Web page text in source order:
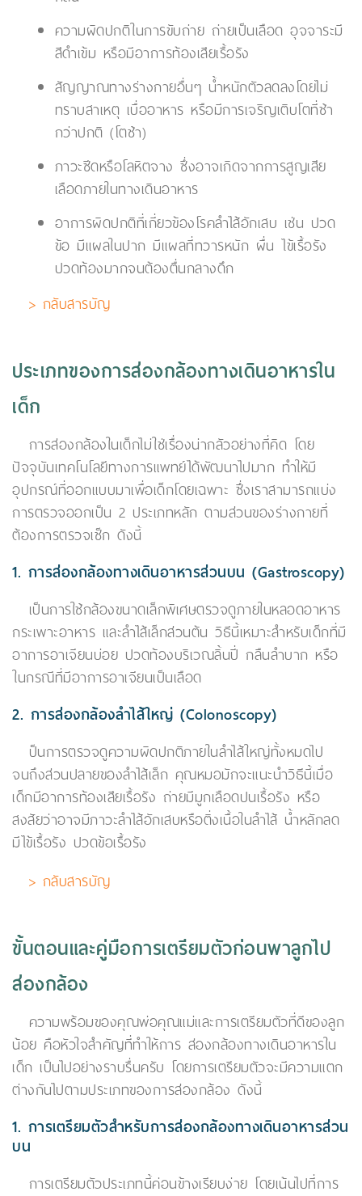
ความผิดปกติในการขับถ่าย ถ่ายเป็นเลือด อุจจาระมี
สีดำเข้ม หรือมีอาการท้องเสียเรื้อรัง
สัญญาณทางร่างกายอื่นๆ น้ำหนักตัวลดลงโดยไม่
ทราบสาเหตุ เบื่ออาหาร หรือมีการเจริญเติบโตที่ช้า
กว่าปกติ (โตช้า)
ภาวะซีดหรือโลหิตจาง ซึ่งอาจเกิดจากการสูญเสีย
เลือดภายในทางเดินอาหาร
อาการผิดปกติที่เกี่ยวข้องโรคลำไส้อักเสบ เช่น ปวด
ข้อ มีแผลในปาก มีแผลที่ทวารหนัก ผื่น ไข้เรื้อรัง
ปวดท้องมากจนต้องตื่นกลางดึก
> กลับสารบัญ
ประเภทของการส่องกล้องทางเดินอาหารใน
เด็ก
การส่องกล้องในเด็กไม่ใช่เรื่องน่ากลัวอย่างที่คิด โดย
ปัจจุบันเทคโนโลยีทางการแพทย์ได้พัฒนาไปมาก ทำให้มี
อุปกรณ์ที่ออกแบบมาเพื่อเด็กโดยเฉพาะ ซึ่งเราสามารถแบ่ง
การตรวจออกเป็น 2 ประเภทหลัก ตามส่วนของร่างกายที่
ต้องการตรวจเช็ก ดังนี้
1. การส่องกล้องทางเดินอาหารส่วนบน (Gastroscopy)
เป็นการใช้กล้องขนาดเล็กพิเศษตรวจดูภายในหลอดอาหาร
กระเพาะอาหาร และลำไส้เล็กส่วนต้น วิธีนี้เหมาะสำหรับเด็กที่มี
อาการอาเจียนบ่อย ปวดท้องบริเวณลิ้นปี่ กลืนลำบาก หรือ
ในกรณีที่มีอาการอาเจียนเป็นเลือด
2. การส่องกล้องลำไส้ใหญ่ (Colonoscopy)
ป็นการตรวจดูความผิดปกติภายในลำไส้ใหญ่ทั้งหมดไป
จนถึงส่วนปลายของลำไส้เล็ก คุณหมอมักจะแนะนำวิธีนี้เมื่อ
เด็กมีอาการท้องเสียเรื้อรัง ถ่ายมีมูกเลือดปนเรื้อรัง หรือ
สงสัยว่าอาจมีภาวะลำไส้อักเสบหรือติ่งเนื้อในลำไส้ น้ำหลักลด
มีไข้เรื้อรัง ปวดข้อเรื้อรัง
> กลับสารบัญ
ขั้นตอนและคู่มือการเตรียมตัวก่อนพาลูกไป
ส่องกล้อง
ความพร้อมของคุณพ่อคุณแม่และการเตรียมตัวที่ดีของลูก
น้อย คือหัวใจสำคัญที่ทำให้การ ส่องกล้องทางเดินอาหารใน
เด็ก เป็นไปอย่างราบรื่นครับ โดยการเตรียมตัวจะมีความแตก
ต่างกันไปตามประเภทของการส่องกล้อง ดังนี้
1. การเตรียมตัวสำหรับการส่องกล้องทางเดินอาหารส่วน
บน
การเตรียมตัวประเภทนี้ค่อนข้างเรียบง่าย โดยเน้นไปที่การ